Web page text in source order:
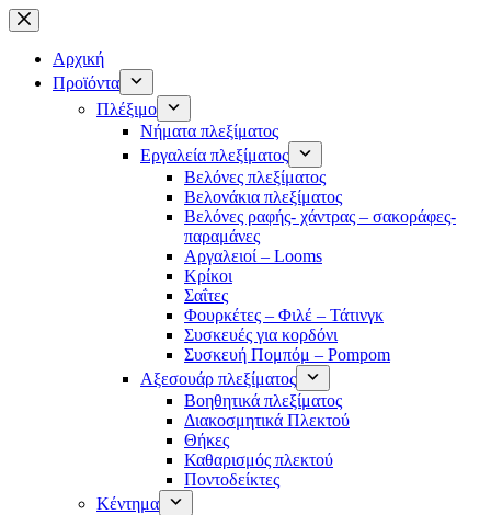
Μετάβαση
στο
περιεχόμενο
Αρχική
Προϊόντα
Πλέξιμο
Νήματα πλεξίματος
Εργαλεία πλεξίματος
Βελόνες πλεξίματος
Βελονάκια πλεξίματος
Βελόνες ραφής- χάντρας – σακοράφες-
παραμάνες
Αργαλειοί – Looms
Κρίκοι
Σαΐτες
Φουρκέτες – Φιλέ – Τάτινγκ
Συσκευές για κορδόνι
Συσκευή Πομπόμ – Pompom
Αξεσουάρ πλεξίματος
Βοηθητικά πλεξίματος
Διακοσμητικά Πλεκτού
Θήκες
Καθαρισμός πλεκτού
Ποντοδείκτες
Κέντημα